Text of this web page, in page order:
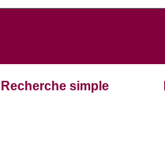
Recherche simple